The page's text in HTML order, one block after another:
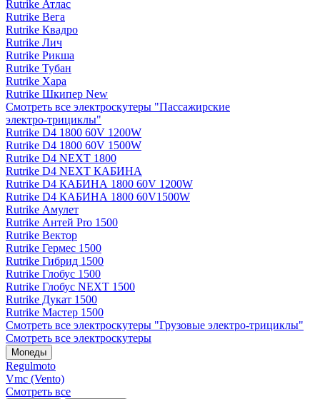
Rutrike Атлас
Rutrike Вега
Rutrike Квадро
Rutrike Лич
Rutrike Рикша
Rutrike Тубан
Rutrike Хара
Rutrike Шкипер New
Смотреть все электро­скутеры "Пассажирские
электро‑трициклы"
Rutrike D4 1800 60V 1200W
Rutrike D4 1800 60V 1500W
Rutrike D4 NEXT 1800
Rutrike D4 NEXT КАБИНА
Rutrike D4 КАБИНА 1800 60V 1200W
Rutrike D4 КАБИНА 1800 60V1500W
Rutrike Амулет
Rutrike Антей Pro 1500
Rutrike Вектор
Rutrike Гермес 1500
Rutrike Гибрид 1500
Rutrike Глобус 1500
Rutrike Глобус NEXT 1500
Rutrike Дукат 1500
Rutrike Мастер 1500
Смотреть все электро­скутеры "Грузовые электро‑трициклы"
Смотреть все электро­скутеры
Мопеды
Regulmoto
Vmc (Vento)
Смотреть все